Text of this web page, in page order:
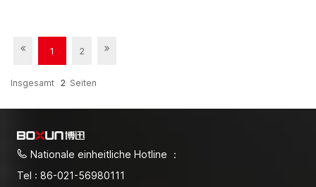
1 2
Insgesamt 2 Seiten
Nationale einheitliche Hotline ：
Tel : 86-021-56980111